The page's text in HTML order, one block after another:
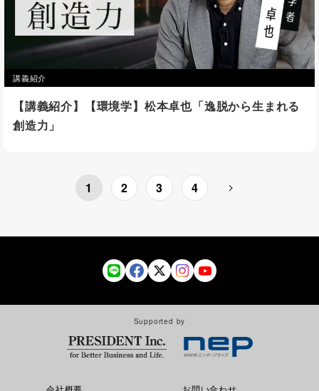
講義紹介
【講義紹介】【環境学】松本卓也「逸脱から生まれる
創造力」
1 2 3 4
Supported by